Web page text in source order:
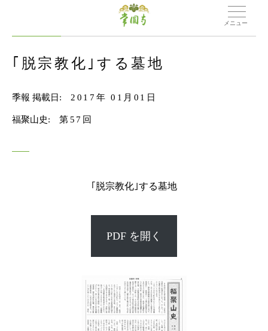
メニュー
｢脱宗教化｣する墓地
季報 掲載日: 2017年 01月01日
福聚山史: 第57回
｢脱宗教化｣する墓地
PDF を開く